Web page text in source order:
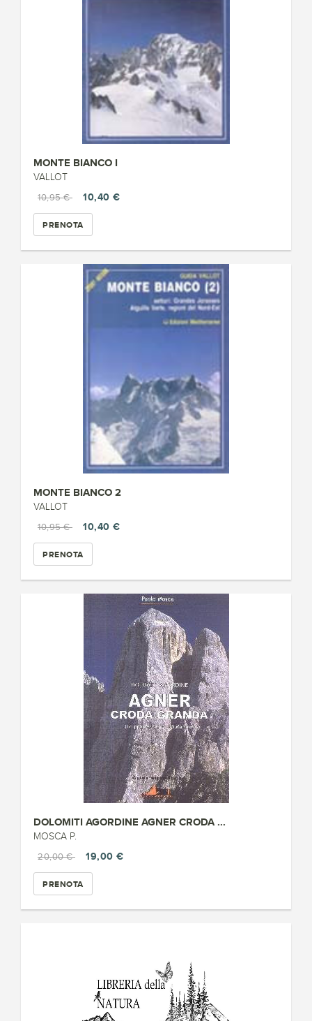
MONTE BIANCO I
VALLOT
10,95 €
10,40 €
PRENOTA
MONTE BIANCO 2
VALLOT
10,95 €
10,40 €
PRENOTA
DOLOMITI AGORDINE AGNER CRODA ...
MOSCA P.
20,00 €
19,00 €
PRENOTA